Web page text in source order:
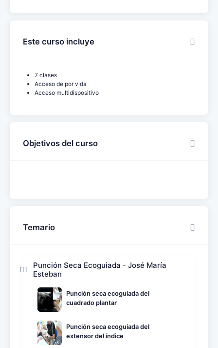
Este curso incluye
7 clases
Acceso de por vida
Acceso multidispositivo
Objetivos del curso
Temario
Punción Seca Ecoguiada - José María
Esteban
Punción seca ecoguiada del
cuadrado plantar
Punción seca ecoguiada del
extensor del índice